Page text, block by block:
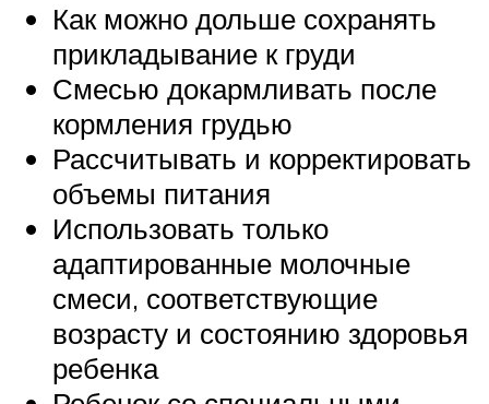
Как можно дольше сохранять
прикладывание к груди
Смесью докармливать после
кормления грудью
Рассчитывать и корректировать
объемы питания
Использовать только
адаптированные молочные
смеси, соответствующие
возрасту и состоянию здоровья
ребенка